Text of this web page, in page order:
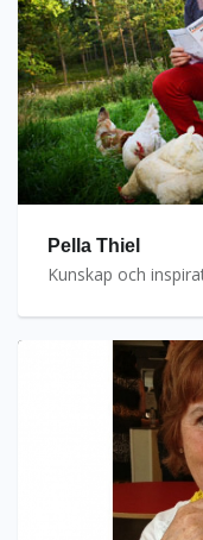
Pella Thiel
Kunskap och